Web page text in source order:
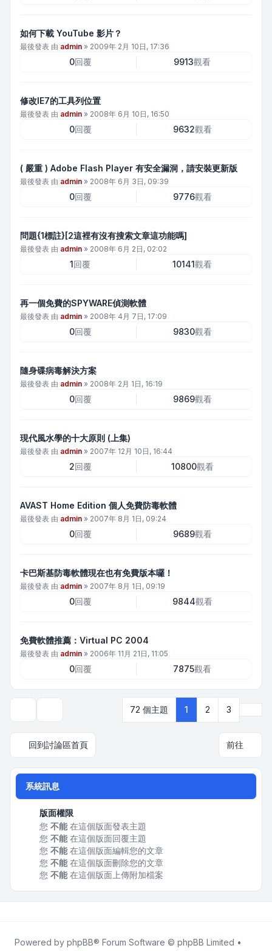
如何下載 YouTube 影片？
最後發表 由 admin » 2009年 2月 10日, 17:36
0回覆 9913觀看
修改IE7的工具列位置
最後發表 由 admin » 2008年 6月 10日, 16:50
0回覆 9632觀看
( 嚴重 ) Adobe Flash Player 有安全漏洞，請安裝更新版
最後發表 由 admin » 2008年 6月 3日, 09:39
0回覆 9776觀看
問題{1標註}[2這裡有沒有搜索文章這功能嗎]
最後發表 由 admin » 2008年 6月 2日, 02:02
1回覆 10141觀看
再一個免費的SPYWARE偵測軟體
最後發表 由 admin » 2008年 4月 7日, 17:09
0回覆 9830觀看
隨身碟病毒解決方案
最後發表 由 admin » 2008年 2月 1日, 16:19
0回覆 9869觀看
現代風水學的十大原則 (上集)
最後發表 由 admin » 2007年 12月 10日, 16:44
2回覆 10800觀看
AVAST Home Edition 個人免費防毒軟體
最後發表 由 admin » 2007年 8月 1日, 09:24
0回覆 9689觀看
卡巴斯基防毒軟體現在也有免費版本囉！
最後發表 由 admin » 2007年 8月 1日, 09:19
0回覆 9844觀看
免費軟體推薦：Virtual PC 2004
最後發表 由 admin » 2006年 11月 21日, 11:05
0回覆 7875觀看
72 個主題 1 2 3
回到討論區首頁 前往
系統訊息
版面權限
您 不能在這個版面發表主題
您 不能在這個版面回覆主題
您 不能在這個版面編輯您的文章
您 不能在這個版面刪除您的文章
您 不能在這個版面上傳附加檔案
Powered by phpBB® Forum Software © phpBB Limited •